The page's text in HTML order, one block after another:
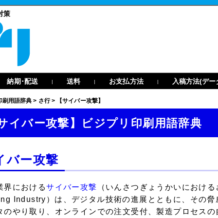
策
納期･配送 | 送料 | お支払方法 | 入稿方法(デー
刷用語辞典 > さ行> 【サイバー攻撃】
イバー攻撃】ビジプリ印刷用語辞典
バー攻撃
界におけるサイバー攻撃 （いんさつぎょうかいにおけ
Industry）は、デジタル技術の進展とともに、その
のやり取り、オンラインでの注文受付、製造プロセス